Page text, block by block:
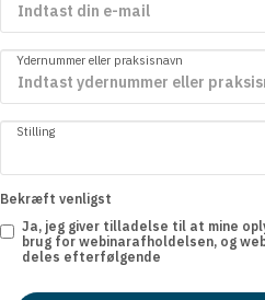
Ydernummer eller praksisnavn
Stilling
Bekræft venligst
Ja, jeg giver tilladelse til at mine
brug for webinarafholdelsen, og
deles efterfølgende